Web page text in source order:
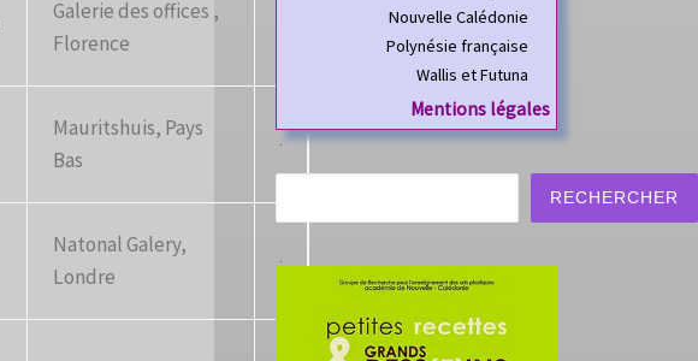
Galerie des offices ,
Florence
Mauritshuis, Pays
Bas
Natonal Galery,
Londre
Nouvelle Calédonie
Polynésie française
Wallis et Futuna
Mentions légales
RECHERCHER